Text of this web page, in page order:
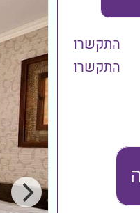
התקשרו
התקשרו